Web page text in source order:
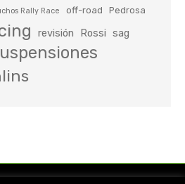
Rally Race off-road Pedrosa
revisión Rossi sag